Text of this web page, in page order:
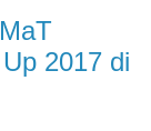
2017 di